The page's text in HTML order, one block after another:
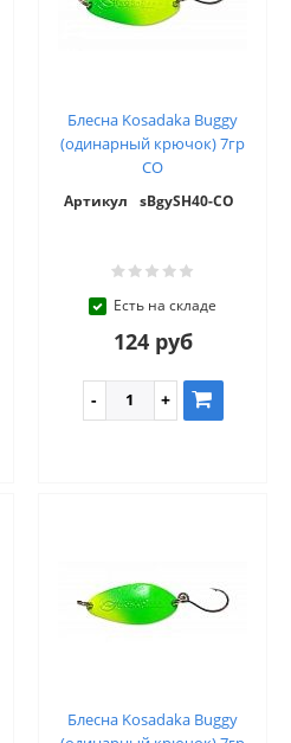
Блесна Kosadaka Buggy
(одинарный крючок) 7гр
CO
Артикул sBgySH40-CO
Есть на складе
124 руб
Блесна Kosadaka Buggy